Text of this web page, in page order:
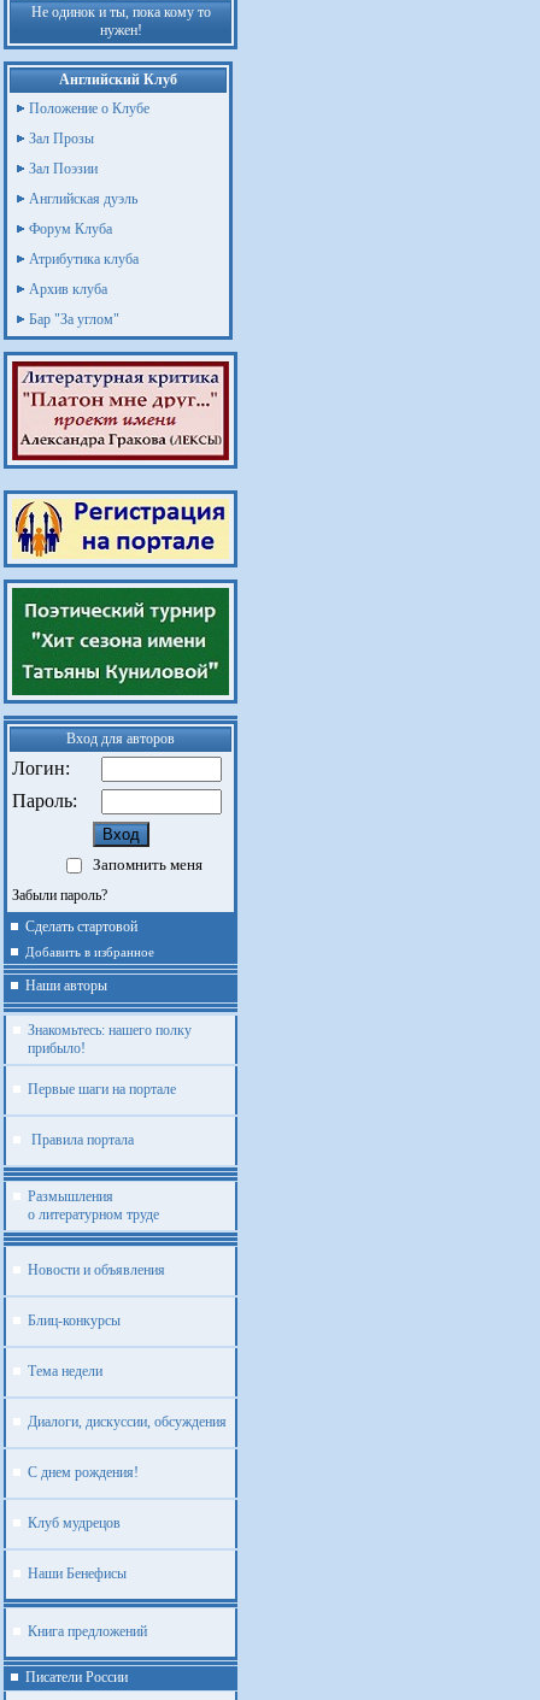
Не одинок и ты, пока кому то
нужен!
Английский Клуб
Положение о Клубе
Зал Прозы
Зал Поэзии
Английская дуэль
Форум Клуба
Атрибутика клуба
Архив клуба
Бар "За углом"
Вход для авторов
Логин:
Пароль:
Запомнить меня
Забыли пароль?
Сделать стартовой
Добавить в избранное
Наши авторы
Знакомьтесь: нашего полку
прибыло!
Первые шаги на портале
Правила портала
Размышления
о литературном труде
Новости и объявления
Блиц-конкурсы
Тема недели
Диалоги, дискуссии, обсуждения
С днем рождения!
Клуб мудрецов
Наши Бенефисы
Книга предложений
Писатели России